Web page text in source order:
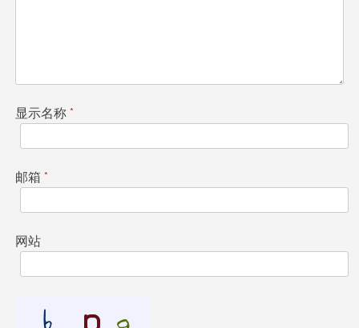
显示名称 *
邮箱 *
网站